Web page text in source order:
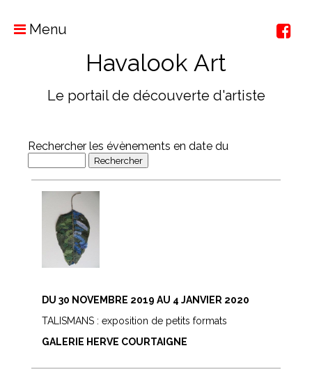
Menu
Havalook Art
Le portail de découverte d'artiste
Rechercher les évènements en date du
DU 30 NOVEMBRE 2019 AU 4 JANVIER 2020
TALISMANS : exposition de petits formats
GALERIE HERVE COURTAIGNE